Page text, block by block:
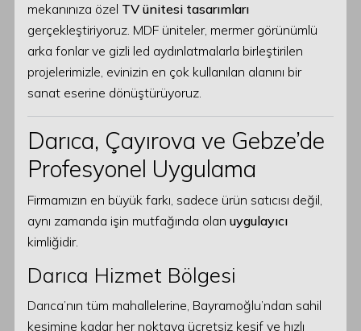
mekanınıza özel TV ünitesi tasarımları
gerçekleştiriyoruz. MDF üniteler, mermer görünümlü
arka fonlar ve gizli led aydınlatmalarla birleştirilen
projelerimizle, evinizin en çok kullanılan alanını bir
sanat eserine dönüştürüyoruz.
Darıca, Çayırova ve Gebze’de
Profesyonel Uygulama
Firmamızın en büyük farkı, sadece ürün satıcısı değil,
aynı zamanda işin mutfağında olan uygulayıcı
kimliğidir.
Darıca Hizmet Bölgesi
Darıca’nın tüm mahallelerine, Bayramoğlu’ndan sahil
kesimine kadar her noktaya ücretsiz keşif ve hızlı